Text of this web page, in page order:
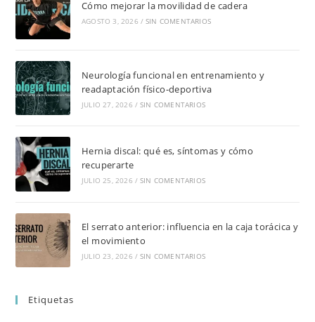
Cómo mejorar la movilidad de cadera
AGOSTO 3, 2026 / SIN COMENTARIOS
Neurología funcional en entrenamiento y
readaptación físico-deportiva
JULIO 27, 2026 / SIN COMENTARIOS
Hernia discal: qué es, síntomas y cómo
recuperarte
JULIO 25, 2026 / SIN COMENTARIOS
El serrato anterior: influencia en la caja torácica y
el movimiento
JULIO 23, 2026 / SIN COMENTARIOS
Etiquetas